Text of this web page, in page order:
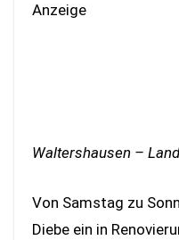
Anzeige
Waltershausen –
Von Samstag zu
Diebe ein in